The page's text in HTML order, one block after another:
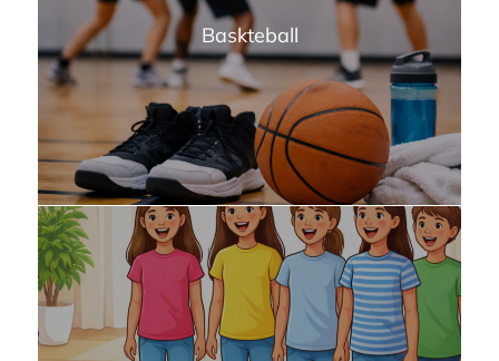
Baskteball